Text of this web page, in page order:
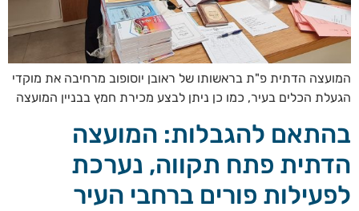
המועצה הדתית פ"ת בראשותו של ראובן יוסופוב מרחיבה את מוקדי
הגעלת הכלים בעיר, כמו כן ניתן לבצע מכירת חמץ בבניין המועצה
בהתאם להגבלות: המועצה
הדתית פתח תקווה, נערכת
לפעילות פורים ברחבי העיר